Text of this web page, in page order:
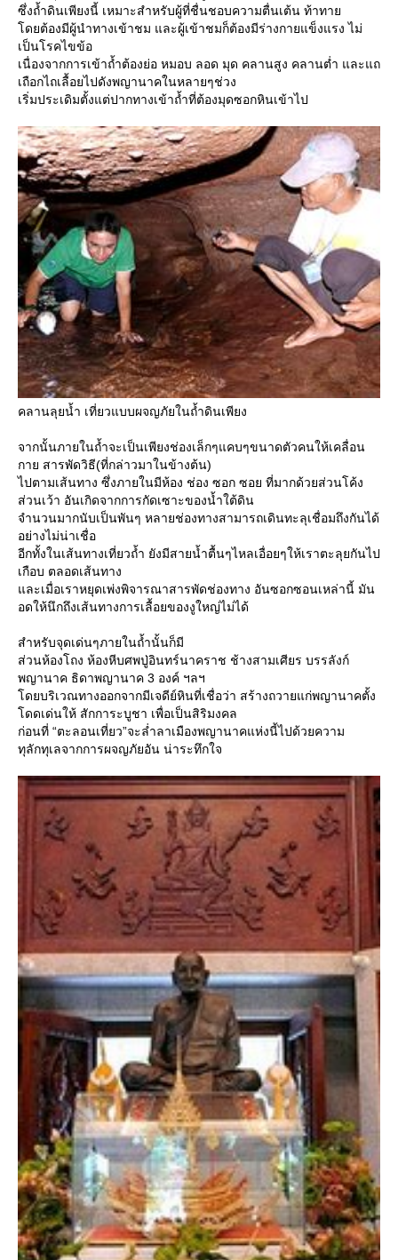
ซึ่งถ้ำดินเพียงนี้ เหมาะสำหรับผู้ที่ชื่นชอบความตื่นเต้น ท้าทา
ดยต้องมีผู้นำทางเข้าชม และผู้เข้าชมก็ต้องมีร่างกายแข็งแรง ไม่
เป็นโรคไขข้อ
เนื่องจากการเข้าถ้ำต้องย่อ หมอบ ลอด มุด คลานสูง คลานต่ำ และแถ
เถือกไถเลื้อยไปดังพญานาคในหลายๆช่วง
เริ่มประเดิมตั้งแต่ปากทางเข้าถ้ำที่ต้องมุดซอกหินเข้าไป
คลานลุยน้ำ เที่ยวแบบผจญภัยในถ้ำดินเพียง
จากนั้นภายในถ้ำจะเป็นเพียงช่องเล็กๆแคบๆขนาดตัวคนให้เคลื่อน
กาย สารพัดวิธี(ที่กล่าวมาในข้างต้น)
ไปตามเส้นทาง ซึ่งภายในมีห้อง ช่อง ซอก ซอย ที่มากด้วยส่วนโค้ง
ส่วนเว้า อันเกิดจากการกัดเซาะของน้ำใต้ดิน
จำนวนมากนับเป็นพันๆ หลายช่องทางสามารถเดินทะลุเชื่อมถึงกันได้
อย่างไม่น่าเชื่อ
อีกทั้งในเส้นทางเที่ยวถ้ำ ยังมีสายน้ำตื้นๆไหลเอื่อยๆให้เราตะลุยกันไป
เกือบ ตลอดเส้นทาง
ละเมื่อเราหยุดเพ่งพิจารณาสารพัดช่องทาง อันซอกซอนเหล่านี้ มัน
อดให้นึกถึงเส้นทางการเลื้อยของงูใหญ่ไม่ได้
สำหรับจุดเด่นๆภายในถ้ำนั้นก็มี
ส่วนห้องโถง ห้องหีบศพปู่อินทร์นาคราช ช้างสามเศียร บรรลังก์
พญานาค ธิดาพญานาค 3 องค์ ฯลฯ
ดยบริเวณทางออกจากมีเจดีย์หินที่เชื่อว่า สร้างถวายแก่พญานาคตั้ง
ดดเด่นให้ สักการะบูชา เพื่อเป็นสิริมงคล
ก่อนที่ “ตะลอนเที่ยว”จะล่ำลาเมืองพญานาคแห่งนี้ไปด้วยความ
ทุลักทุเลจากการผจญภัยอัน น่าระทึกใจ